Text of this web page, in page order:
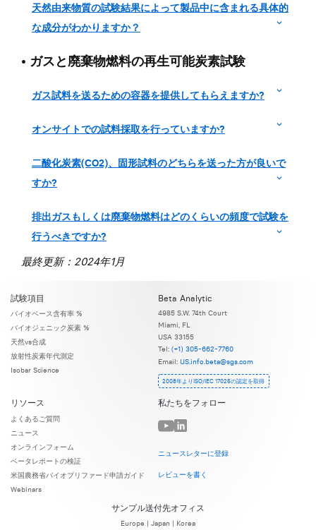
天然由来物質の試験結果によって製品中に含まれる具体的
な成分がわかりますか？
• ガスと廃棄物燃料の再生可能炭素試験
ガス試料を送るための容器を提供してもらえますか?
オンサイトでの試料採取を行っていますか?
二酸化炭素(CO2)、固形試料のどちらを送った方が良いで
すか?
排出ガスもしくは廃棄物燃料はどのくらいの頻度で試験を
行うべきですか?
最終更新：2024年1月